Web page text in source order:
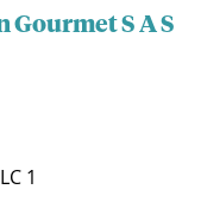
Gourmet S A S
1